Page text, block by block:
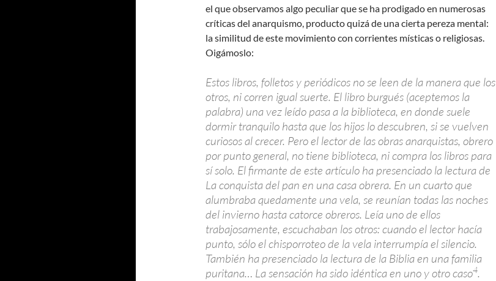
el que observamos algo peculiar que se ha prodigado en numerosas
críticas del anarquismo, producto quizá de una cierta pereza mental:
la similitud de este movimiento con corrientes místicas o religiosas.
Oigámoslo:
Estos libros, folletos y periódicos no se leen de la manera que los
otros, ni corren igual suerte. El libro burgués (aceptemos la
palabra) una vez leído pasa a la biblioteca, en donde suele
dormir tranquilo hasta que los hijos lo descubren, si se vuelven
curiosos al crecer. Pero el lector de las obras anarquistas, obrero
por punto general, no tiene biblioteca, ni compra los libros para
sí solo. El firmante de este artículo ha presenciado la lectura de
La conquista del pan en una casa obrera. En un cuarto que
alumbraba quedamente una vela, se reunían todas las noches
del invierno hasta catorce obreros. Leía uno de ellos
trabajosamente, escuchaban los otros: cuando el lector hacía
punto, sólo el chisporroteo de la vela interrumpía el silencio.
También ha presenciado la lectura de la Biblia en una familia
puritana… La sensación ha sido idéntica en uno y otro caso4.